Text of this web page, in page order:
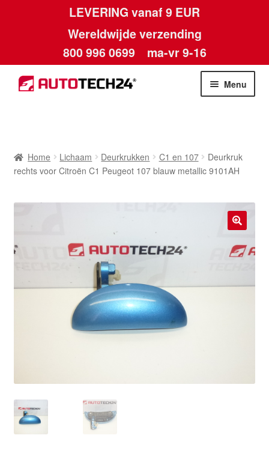
LEVERING vanaf 9 EUR
Wereldwijde verzending
800 996 0699 ma-vr 9-16
Ga
door
Ga
naar
Menu
Contact
Mijn account
Over ons
Home Lichaam Deurkrukken C1 en 107
Deurkruk
rechts voor Citroën C1 Peugeot 107 blauw metallic 9101AH